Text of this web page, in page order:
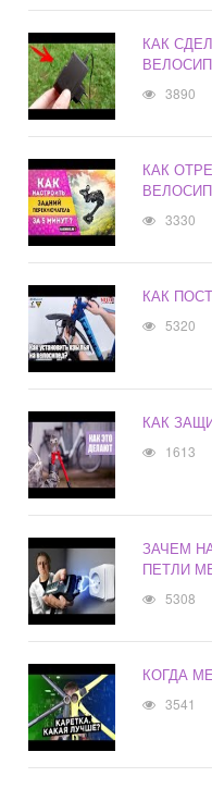
КАК
3890
КАК
3330
КАК
5320
КАК
1613
ЗАЧЕМ
ПЕТЛИ
5308
КОГДА
3541